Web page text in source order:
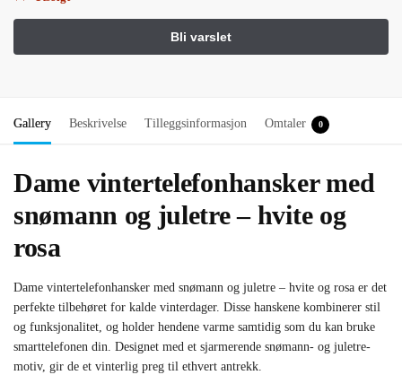
Gallery Beskrivelse Tilleggsinformasjon Omtaler 0
Dame vintertelefonhansker med
snømann og juletre – hvite og
rosa
Dame vintertelefonhansker med snømann og juletre – hvite og rosa er det
perfekte tilbehøret for kalde vinterdager. Disse hanskene kombinerer stil
og funksjonalitet, og holder hendene varme samtidig som du kan bruke
smarttelefonen din. Designet med et sjarmerende snømann- og juletre-
motiv, gir de et vinterlig preg til ethvert antrekk.